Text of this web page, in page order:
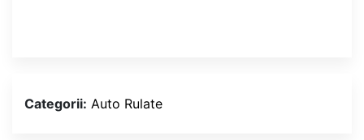
Categorii: Auto Rulate